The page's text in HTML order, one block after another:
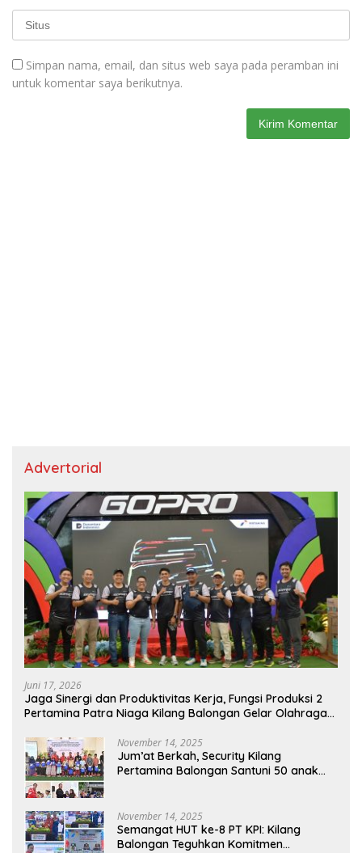
Simpan nama, email, dan situs web saya pada peramban ini
untuk komentar saya berikutnya.
Advertorial
Juni 17, 2026
Jaga Sinergi dan Produktivitas Kerja, Fungsi Produksi 2
Pertamina Patra Niaga Kilang Balongan Gelar Olahraga
November 14, 2025
Jum’at Berkah, Security Kilang
Pertamina Balongan Santuni 50 anak
November 14, 2025
Semangat HUT ke-8 PT KPI: Kilang
Balongan Teguhkan Komitmen